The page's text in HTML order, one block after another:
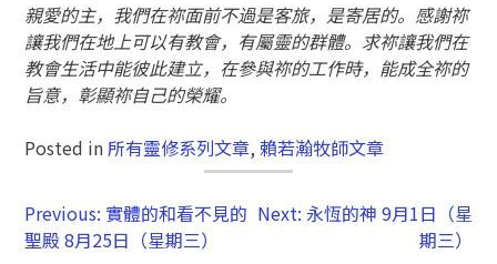
親愛的主，我們在祢面前不過是客旅，是寄居的。感謝祢
讓我們在地上可以有教會，有屬靈的群體。求祢讓我們在
教會生活中能彼此建立，在參與祢的工作時，能成全祢的
旨意，彰顯祢自己的榮耀。
Posted in所有靈修系列文章,賴若瀚牧師文章
Previous: 實體的和看不見的
聖殿 8月25日（星期三）
Next: 永恆的神 9月1日（星
期三）